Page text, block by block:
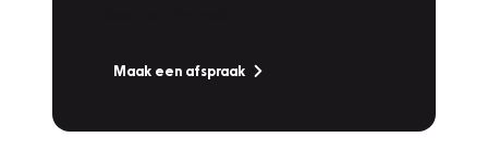
Maak een afspraak